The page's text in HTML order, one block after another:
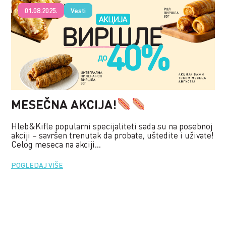
01.08.2025. Vesti
MESEČNA AKCIJA!
Hleb&Kifle popularni specijaliteti sada su na posebnoj
akciji – savršen trenutak da probate, uštedite i uživate!
Celog meseca na akciji...
POGLEDAJ VIŠE